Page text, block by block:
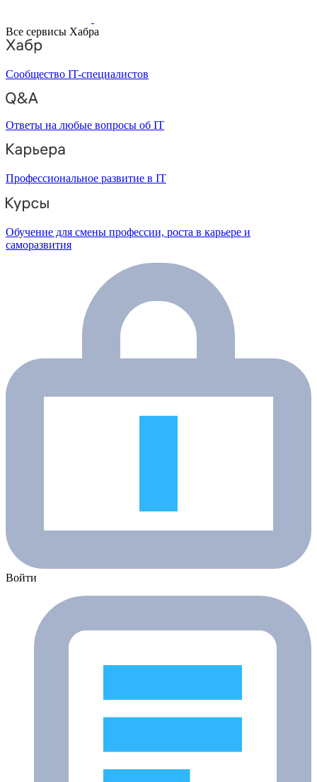
Все сервисы Хабра
Сообщество IT-специалистов
Ответы на любые вопросы об IT
Профессиональное развитие в IT
Обучение для смены профессии, роста в карьере и
саморазвития
Войти